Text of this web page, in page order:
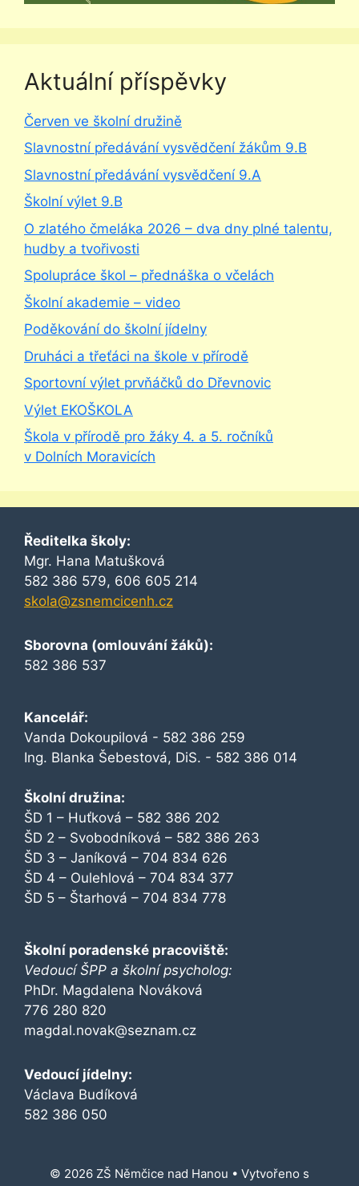
Aktuální příspěvky
Červen ve školní družině
Slavnostní předávání vysvědčení žákům 9.B
Slavnostní předávání vysvědčení 9.A
Školní výlet 9.B
O zlatého čmeláka 2026 – dva dny plné talentu,
hudby a tvořivosti
Spolupráce škol – přednáška o včelách
Školní akademie – video
Poděkování do školní jídelny
Druháci a třeťáci na škole v přírodě
Sportovní výlet prvňáčků do Dřevnovic
Výlet EKOŠKOLA
Škola v přírodě pro žáky 4. a 5. ročníků
v Dolních Moravicích
Ředitelka školy:
Mgr. Hana Matušková
582 386 579, 606 605 214
skola@zsnemcicenh.cz
Sborovna (omlouvání žáků):
582 386 537
Kancelář:
Vanda Dokoupilová - 582 386 259
Ing. Blanka Šebestová, DiS. - 582 386 014
Školní družina:
ŠD 1 – Huťková – 582 386 202
ŠD 2 – Svobodníková – 582 386 263
ŠD 3 – Janíková – 704 834 626
ŠD 4 – Oulehlová – 704 834 377
ŠD 5 – Štarhová – 704 834 778
Školní poradenské pracoviště:
Vedoucí ŠPP a školní psycholog:
PhDr. Magdalena Nováková
776 280 820
magdal.novak@seznam.cz
Vedoucí jídelny:
Václava Budíková
582 386 050
© 2026 ZŠ Němčice nad Hanou • Vytvořeno s